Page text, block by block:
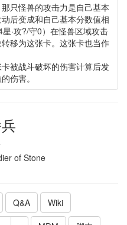
只怪兽的攻击力是自己基本
后变成和自己基本分数值相
·攻?/守0）在怪兽区域攻击
移为这张卡。这张卡也当作
被战斗破坏的伤害计算后发
伤害。
of Stone
Q&A
Wiki